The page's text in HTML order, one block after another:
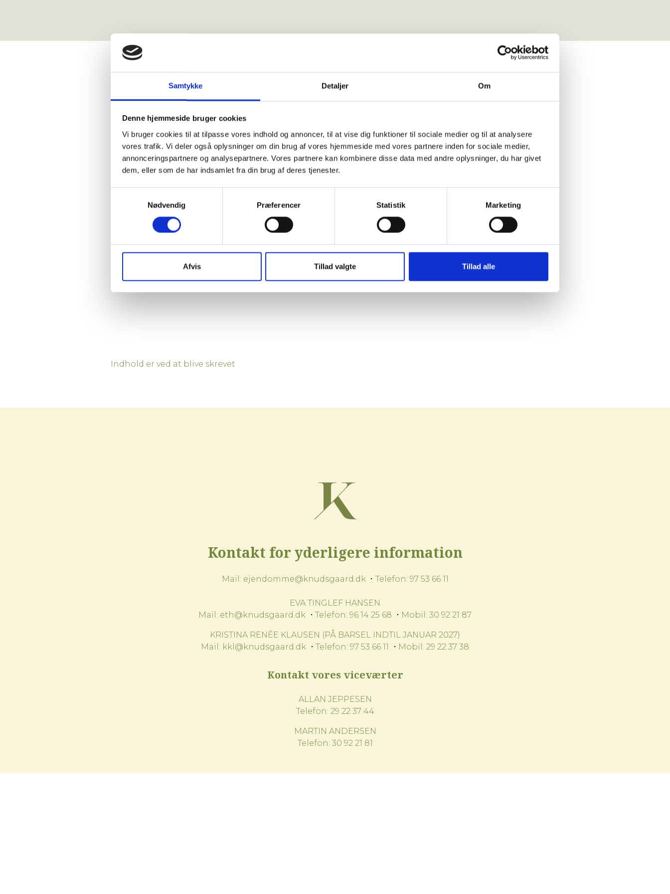
Samtykke Detaljer Om
Denne hjemmeside bruger cookies
Vi bruger cookies til at tilpasse vores indhold og annoncer, til at vise dig funktioner til sociale medier og til at analysere
vores trafik. Vi deler også oplysninger om din brug af vores hjemmeside med vores partnere inden for sociale medier,
annonceringspartnere og analysepartnere. Vores partnere kan kombinere disse data med andre oplysninger, du har givet
dem, eller som de har indsamlet fra din brug af deres tjenester.
Nødvendig
Præferencer Statistik Marketing
Afvis Tillad valgte Tillad alle
FAKTA
Areal
Husleje
Status
Udlejet
Indhold er ved at blive skrevet
Kontakt for yderligere information
Mail: ejendomme@knudsgaard.dk Telefon: 97 53 66 11
EVA TINGLEF HANSEN
Mail: eth@knudsgaard.dk Telefon: 96 14 25 68 Mobil: 30 92 21 87
KRISTINA RENÉE KLAUSEN (PÅ BARSEL INDTIL JANUAR 2027)
Mail: kkl@knudsgaard.dk Telefon: 97 53 66 11 Mobil: 29 22 37 38
Kontakt vores viceværter
ALLAN JEPPESEN
Telefon: 29 22 37 44
MARTIN ANDERSEN
Telefon: 30 92 21 81